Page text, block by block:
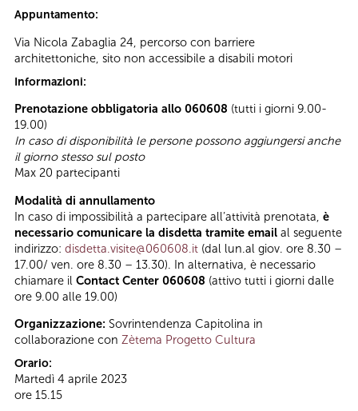
Appuntamento:
Via Nicola Zabaglia 24, percorso con barriere
architettoniche, sito non accessibile a disabili motori
Informazioni:
Prenotazione obbligatoria allo 060608 (tutti i giorni 9.00-
19.00)
In caso di disponibilità le persone possono aggiungersi anche
il giorno stesso sul posto
Max 20 partecipanti
Modalità di annullamento
In caso di impossibilità a partecipare all’attività prenotata, è
necessario comunicare la disdetta tramite email al seguente
indirizzo: disdetta.visite@060608.it (dal lun.al giov. ore 8.30 –
17.00/ ven. ore 8.30 – 13.30). In alternativa, è necessario
chiamare il Contact Center 060608 (attivo tutti i giorni dalle
ore 9.00 alle 19.00)
Organizzazione: Sovrintendenza Capitolina in
collaborazione con Zètema Progetto Cultura
Orario:
Martedì 4 aprile 2023
ore 15.15